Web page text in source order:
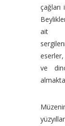
ait
ve